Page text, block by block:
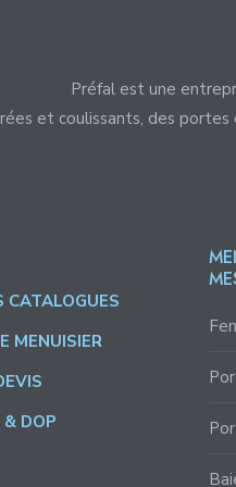
Préfal est une
et coulissants, des
CATALOGUES
MENUISIER
& DOP